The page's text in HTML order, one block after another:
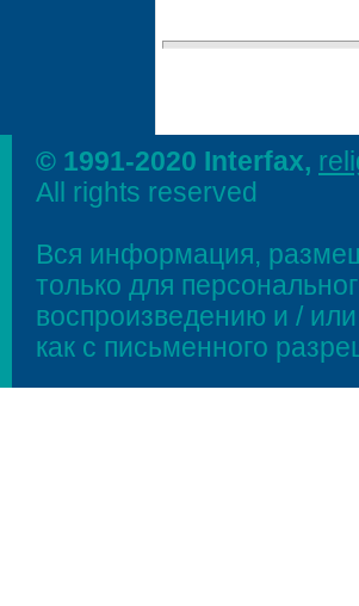
© 1991-2020 Interfax,
All rights reserved
Вся информация,
только для
воспроизведению и /
как с письменного